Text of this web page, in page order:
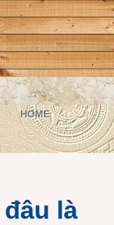
HOME
là